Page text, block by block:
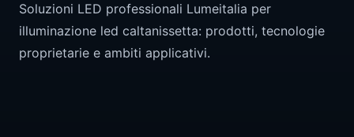
Soluzioni LED professionali Lumeitalia per
illuminazione led caltanissetta: prodotti, tecnologie
proprietarie e ambiti applicativi.